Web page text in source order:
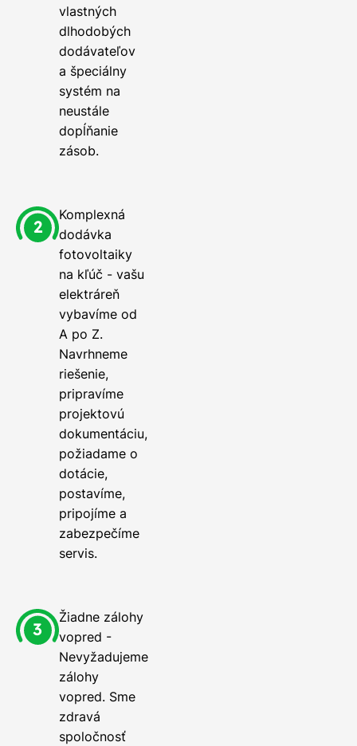
vlastných
dlhodobých
dodávateľov
a špeciálny
systém na
neustále
dopĺňanie
zásob.
Komplexná
dodávka
fotovoltaiky
na kľúč - vašu
elektráreň
vybavíme od
A po Z.
Navrhneme
riešenie,
pripravíme
projektovú
dokumentáciu,
požiadame o
dotácie,
postavíme,
pripojíme a
zabezpečíme
servis.
Žiadne zálohy
vopred -
Nevyžadujeme
zálohy
vopred. Sme
zdravá
spoločnosť